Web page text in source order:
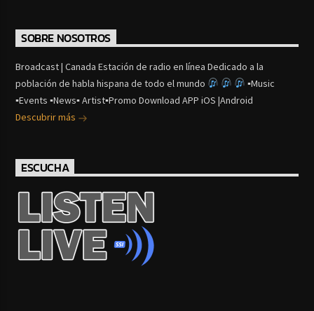
SOBRE NOSOTROS
Broadcast | Canada Estación de radio en línea Dedicado a la
población de habla hispana de todo el mundo
▪Music
▪Events ▪News▪ Artist▪Promo Download APP iOS |Android
Descubrir más
ESCUCHA